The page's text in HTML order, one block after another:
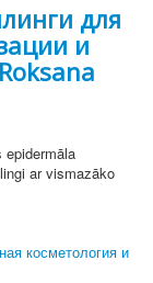
для
и
epidermāla
ar vismazāko
косметология и